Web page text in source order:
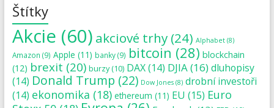
Štítky
Akcie (60) akciové trhy(24) Alphabet(8)
Amazon (9) Apple (11) banky(9) bitcoin (28) blockchain
(12) brexit (20) burzy(10) DAX(14) DJIA(16)dluhopisy
(14) Donald Trump (22) Dow Jones(8) drobní investoři
(14) ekonomika (18) ethereum (11) EU (15) Euro